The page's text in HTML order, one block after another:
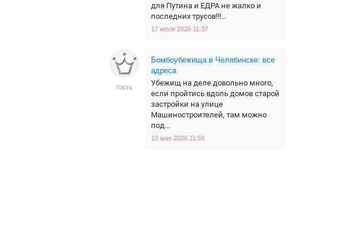
для Путина и ЕДРА не жалко и
последних трусов!!!...
17 июля 2026 11:37
Гость
Бомбоубежища в Челябинске: все
адреса
Убежищ на деле довольно много,
если пройтись вдоль домов старой
застройки на улице
Машиностроителей, там можно
под...
10 мая 2026 11:58